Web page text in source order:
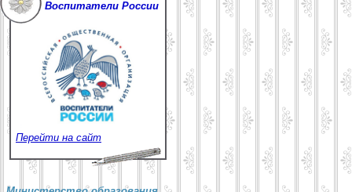
Воспитатели России
Перейти на сайт